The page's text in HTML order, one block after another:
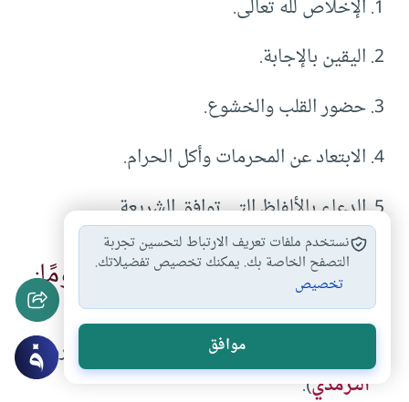
الإخلاص لله تعالى.
اليقين بالإجابة.
حضور القلب والخشوع.
الابتعاد عن المحرمات وأكل الحرام.
الدعاء بالألفاظ التي توافق الشريعة.
نصوص تدل على فضل الدعاء عمومًا:
ﷺ:“الدعاء هو العبادة”
(رواه
الترمذي).
نستخدم ملفات تعريف الارتباط لتحسين تجربة
التصفح الخاصة بك. يمكنك تخصيص تفضيلاتك.
تخصيص
موافق